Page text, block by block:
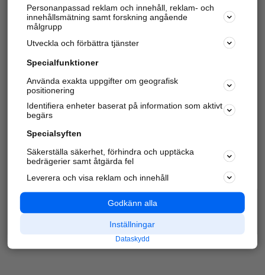
Har du redan verifierat ditt företag? Logga in
Varje vecka besöker du och4 miljoner
andra
härliga användare oss för att hitta rätt lokal
information om företag, privatpersoner och
platser.
Personanpassad reklam och innehåll, reklam- och
innehållsmätning samt forskning angående
målgrupp
Utveckla och förbättra tjänster
Specialfunktioner
Använda exakta uppgifter om geografisk
positionering
Identifiera enheter baserat på information som aktivt
begärs
Specialsyften
Säkerställa säkerhet, förhindra och upptäcka
bedrägerier samt åtgärda fel
Leverera och visa reklam och innehåll
Godkänn alla
Inställningar
Dataskydd